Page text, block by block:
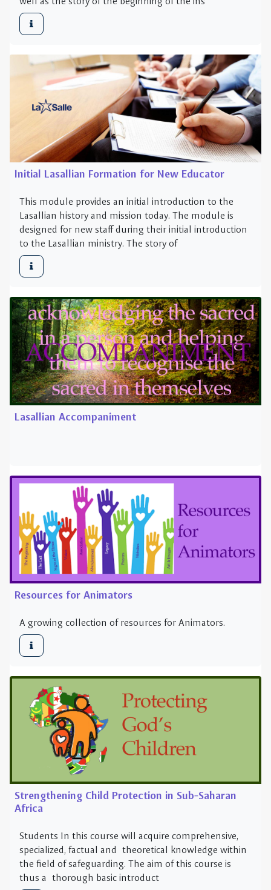
Initial Lasallian Formation for New Educator
This module provides an initial introduction to the
Lasallian history and mission today. The module is
designed for new staff during their initial introduction
to the Lasallian ministry. The story of
Lasallian Accompaniment
Resources for Animators
A growing collection of resources for Animators.
Strengthening Child Protection in Sub-Saharan
Africa
Students In this course will acquire comprehensive,
specialized, factual and theoretical knowledge within
the field of safeguarding. The aim of this course is
thus a thorough basic introduct